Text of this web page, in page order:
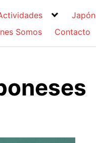
Japón
Somos Contacto